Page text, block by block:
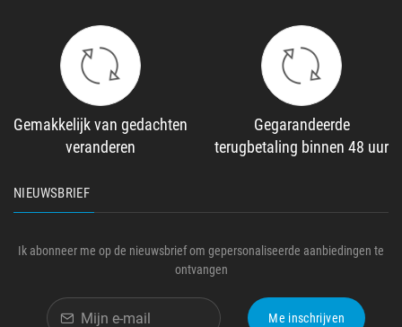
Gemakkelijk van gedachten
veranderen
Gegarandeerde
terugbetaling binnen 48 uur
NIEUWSBRIEF
Ik abonneer me op de nieuwsbrief om gepersonaliseerde aanbiedingen te
ontvangen
Me inschrijven